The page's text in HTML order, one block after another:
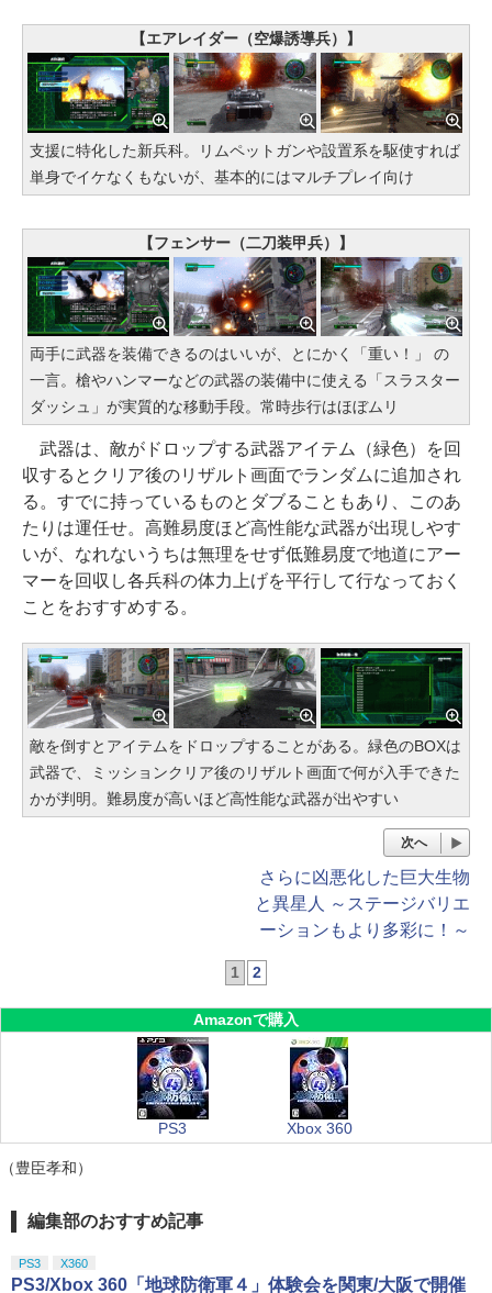
【エアレイダー（空爆誘導兵）】
支援に特化した新兵科。リムペットガンや設置系を駆使すれば
単身でイケなくもないが、基本的にはマルチプレイ向け
【フェンサー（二刀装甲兵）】
両手に武器を装備できるのはいいが、とにかく「重い！」 の
一言。槍やハンマーなどの武器の装備中に使える「スラスター
ダッシュ」が実質的な移動手段。常時歩行はほぼムリ
武器は、敵がドロップする武器アイテム（緑色）を回
収するとクリア後のリザルト画面でランダムに追加され
る。すでに持っているものとダブることもあり、このあ
たりは運任せ。高難易度ほど高性能な武器が出現しやす
いが、なれないうちは無理をせず低難易度で地道にアー
マーを回収し各兵科の体力上げを平行して行なっておく
ことをおすすめする。
敵を倒すとアイテムをドロップすることがある。緑色のBOXは
武器で、ミッションクリア後のリザルト画面で何が入手できた
かが判明。難易度が高いほど高性能な武器が出やすい
次へ
さらに凶悪化した巨大生物
と異星人 ～ステージバリエ
ーションもより多彩に！～
1 2
Amazonで購入
PS3 Xbox 360
（豊臣孝和）
編集部のおすすめ記事
PS3 X360
PS3/Xbox 360「地球防衛軍４」体験会を関東/大阪で開催